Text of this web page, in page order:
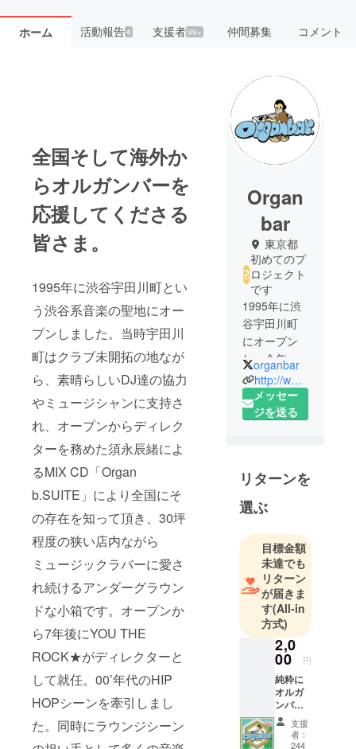
ホーム 活動報告4 支援者99+ 仲間募集 コメント
全国そして海外か
らオルガンバーを
応援してくださる
皆さま。
1995年に渋谷宇田川町とい
う渋谷系音楽の聖地にオー
プンしました。当時宇田川
町はクラブ未開拓の地なが
ら、素晴らしいDJ達の協力
やミュージシャンに支持さ
れ、オープンからディレク
ターを務めた須永辰緒によ
るMIX CD「Organ
b.SUITE」により全国にそ
の存在を知って頂き、30坪
程度の狭い店内ながら
ミュージックラバーに愛さ
れ続けるアンダーグラウン
ドな小箱です。オープンか
ら7年後にYOU THE
ROCK★がディレクターと
して就任。00’年代のHIP
HOPシーンを牽引しまし
た。同時にラウンジシーン
Organ
bar
東京都
初めてのプ
ロジェクト
です
1995年に渋
谷宇田川町
にオープン
し、今年
2020年には
25周年を迎
えます。
b.SUITE」は
「オルガン
バー系」と
いう新ジャ
ンルを生み
出し数々の
フォロアー
も誕生しま
した。オー
プン当初か
ら人気実力
のあるDJが
集結し、そ
の20坪とい
う小さな箱
は全国区と
organbar
http://www.organ-b.net/
メッセー
ジを送る
リターンを
選ぶ
目標金額
未達でも
リターン
が届きま
す(All-in
方式)
2,0
00 円
純粋に
オルガ
ンバー
を助け
て頂け
る方は
支援
者：
244